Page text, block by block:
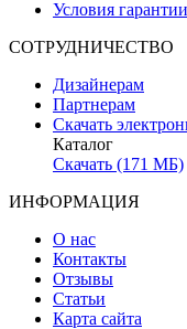
Условия гарантии
СОТРУДНИЧЕСТВО
Дизайнерам
Партнерам
Скачать
Каталог
Скачать (171 МБ)
ИНФОРМАЦИЯ
О нас
Контакты
Отзывы
Статьи
Карта сайта